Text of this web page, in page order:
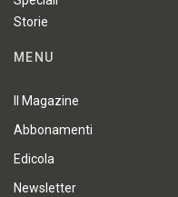
Storie
MENU
Il Magazine
Abbonamenti
Edicola
Newsletter